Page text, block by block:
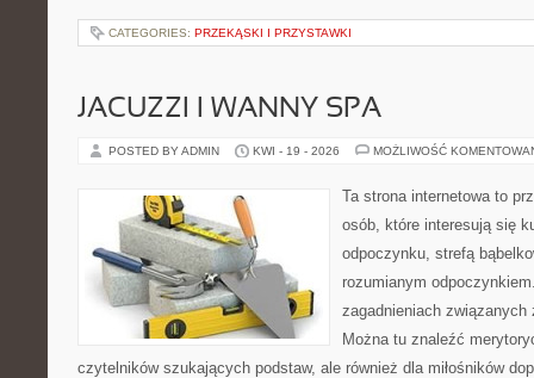
CATEGORIES: PRZEKĄSKI I PRZYSTAWKI
JACUZZI I WANNY SPA
POSTED BY ADMIN KWI - 19 - 2026 MOŻLIWOŚĆ
Ta strona internetowa to
osób, które interesują się
odpoczynku, strefą
rozumianym
zagadnieniach
Można tu znaleźć
czytelników szukających podstaw, ale również dla miłośników